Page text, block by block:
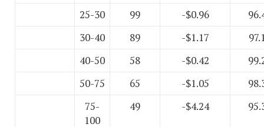
25-30
99 -$0.96
30-40
89 -$1.17
40-50
58 -$0.42
50-75
65 -$1.05
75-
100
49 -$4.24